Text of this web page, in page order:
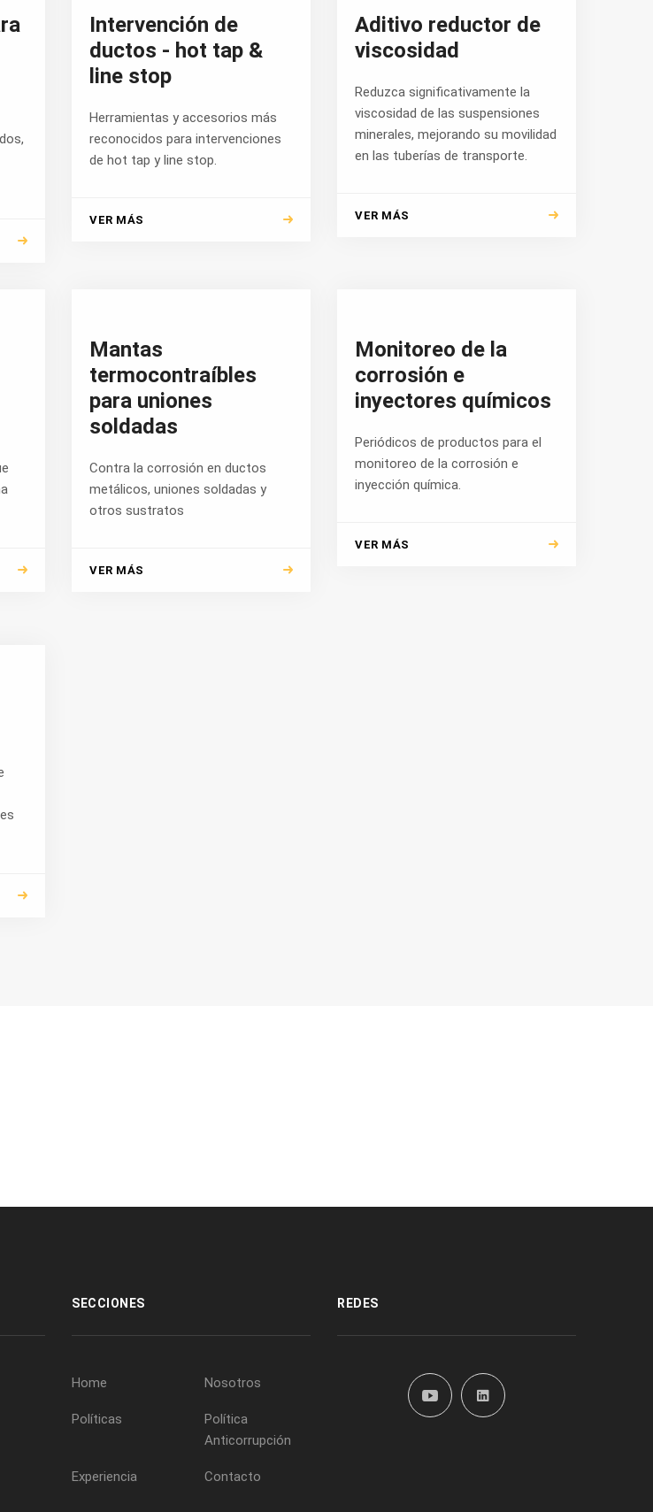
Intervención de
ductos - hot tap &
line stop
Herramientas y accesorios más
reconocidos para intervenciones
de hot tap y line stop.
VER MÁS
Aditivo reductor de
viscosidad
Reduzca significativamente la
viscosidad de las suspensiones
minerales, mejorando su movilidad
en las tuberías de transporte.
VER MÁS
Mantas
termocontraíbles
para uniones
soldadas
Contra la corrosión en ductos
metálicos, uniones soldadas y
otros sustratos
VER MÁS
Monitoreo de la
corrosión e
inyectores químicos
Periódicos de productos para el
monitoreo de la corrosión e
inyección química.
VER MÁS
SECCIONES
Home Nosotros
Políticas
Política
Anticorrupción
Experiencia Contacto
REDES